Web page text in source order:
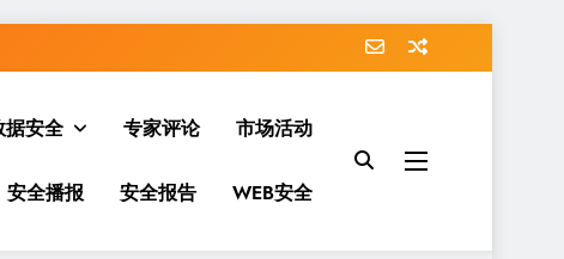
据安全 专家评论 市场活动
安全播报 安全报告 WEB安全